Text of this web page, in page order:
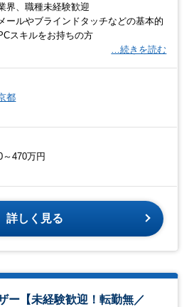
界、職種未経験歓迎
ールやブラインドタッチなどの基本的
スキルをお持ちの方
…続きを読む
都
～470万円
詳しく見る
ー【未経験歓迎！転勤無／